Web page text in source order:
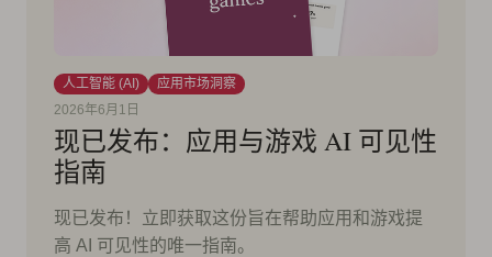
人工智能 (AI)
应用市场洞察
2026年6月1日
现已发布：应用与游戏 AI 可见性
指南
现已发布！立即获取这份旨在帮助应用和游戏提
高 AI 可见性的唯一指南。